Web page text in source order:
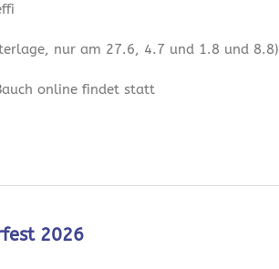
nur am 27.6, 4.7 und 1.8 und 8.8)
online findet statt
2026